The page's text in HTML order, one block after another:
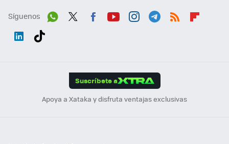
Síguenos
Suscríbete a
Apoya a Xataka y disfruta ventajas exclusivas